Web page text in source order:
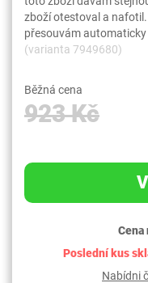
zboží otestoval a
přesouvám automaticky
(varianta 7949680)
Běžná cena
923 Kč
Cena
Poslední kus
Nabídni